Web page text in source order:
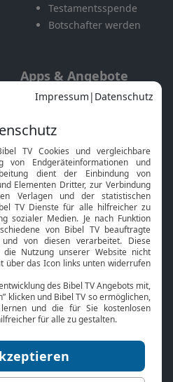
Testamentsspende
Botschafter werden
Apps & Angebote
Mobile App
Smart TV
HbbTV
Bibelthek Online-Bibel
Nächster Gottesdienst
Service
Kontakt
TV-Empfang